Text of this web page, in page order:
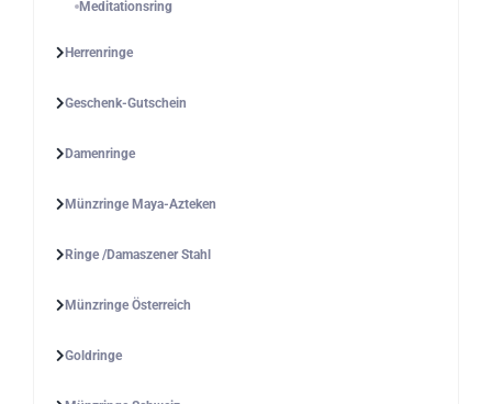
Meditationsring
Herrenringe
Geschenk-Gutschein
Damenringe
Münzringe Maya-Azteken
Ringe /Damaszener Stahl
Münzringe Österreich
Goldringe